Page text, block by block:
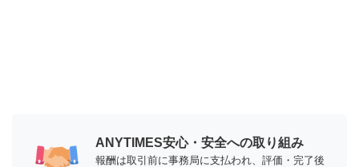
ANYTIMES安心・安全への取り組み
報酬は取引前に事務局に支払われ、評価・完了後